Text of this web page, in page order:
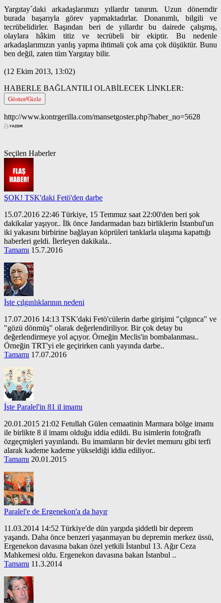
Yargıtay´daki arkadaşlarımızı yıllardır tanırım. Uzun dönemdir
burada başarıyla görev yapmaktadırlar. Donanımlı, bilgili ve
tecrübelidirler. Başından beri de yıllardır bu dairede çalışmış,
olaylara hâkim titiz ve tecrübeli bir ekiptir. Bu nedenle
arkadaşlarımızın yanlış yapma ihtimali çok ama çok düşüktür. Bunu
ben değil, zaten tüm Yargıtay bilir.
(12 Ekim 2013, 13:02)
HABERLE BAĞLANTILI OLABİLECEK LİNKLER:
Göster/Gizle
http://www.kontrgerilla.com/mansetgoster.php?haber_no=5628
Seçilen Haberler
ŞOK! TSK'daki Fetö'den darbe
15.07.2016 22:46 Türkiye, 15 Temmuz saat 22:00'den beri şok
dakikalar yaşıyor.. İlk önce Jandarmadan bazı birliklerin İstanbul'un
iki yakasını birbirine bağlayan köprüleri tanklarla ulaşıma kapattığı
haberleri geldi. İlerleyen dakikala..
Tamamı 15.7.2016
İşte çılgınlıklarının nedeni
17.07.2016 14:13 TSK'daki Fetö'cülerin darbe girişimi "çılgınca" ve
"gözü dönmüş" olarak değerlendiriliyor. Bir çok detay bu
değerlendirmeye yol açıyor. Örneğin Meclis'in bombalanması..
Örneğin TRT'yi ele geçirirken canlı yayında darbe..
Tamamı 17.07.2016
İşte Paralel'in 81 il imamı
20.01.2015 21:02 Fetullah Gülen cemaatinin Marmara bölge imamı
ile birlikte 8 il imamı olduğu iddia edildi. Bu isimlerin fotoğraflı
özgeçmişleri yayınlandı. Bu imamların bir devlet memuru gibi terfi
alarak kademe kademe yükseldiği iddia ediliyor..
Tamamı 20.01.2015
Paralel'e de Ergenekon'a da hayır
11.03.2014 14:52 Türkiye'de dün yargıda şiddetli bir deprem
yaşandı. Daha önce benzeri yaşanmayan bu depremin merkez üssü,
Ergenekon davasına bakan özel yetkili İstanbul 13. Ağır Ceza
Mahkemesi oldu. Ergenekon davasına bakan İstanbul ..
Tamamı 11.3.2014